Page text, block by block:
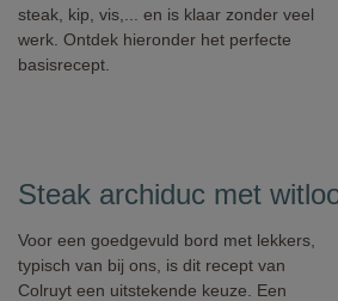
steak, kip, vis,... en is klaar zonder veel
werk. Ontdek hieronder het perfecte
basisrecept.
Steak archiduc met
Voor een goedgevuld bord met lekkers,
typisch van bij ons, is dit recept van
Colruyt een uitstekende keuze. Een